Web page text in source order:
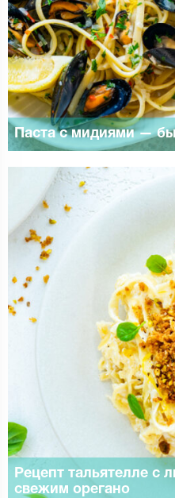
Паста с мидиями —
Рецепт тальятелле с
свежим орегано